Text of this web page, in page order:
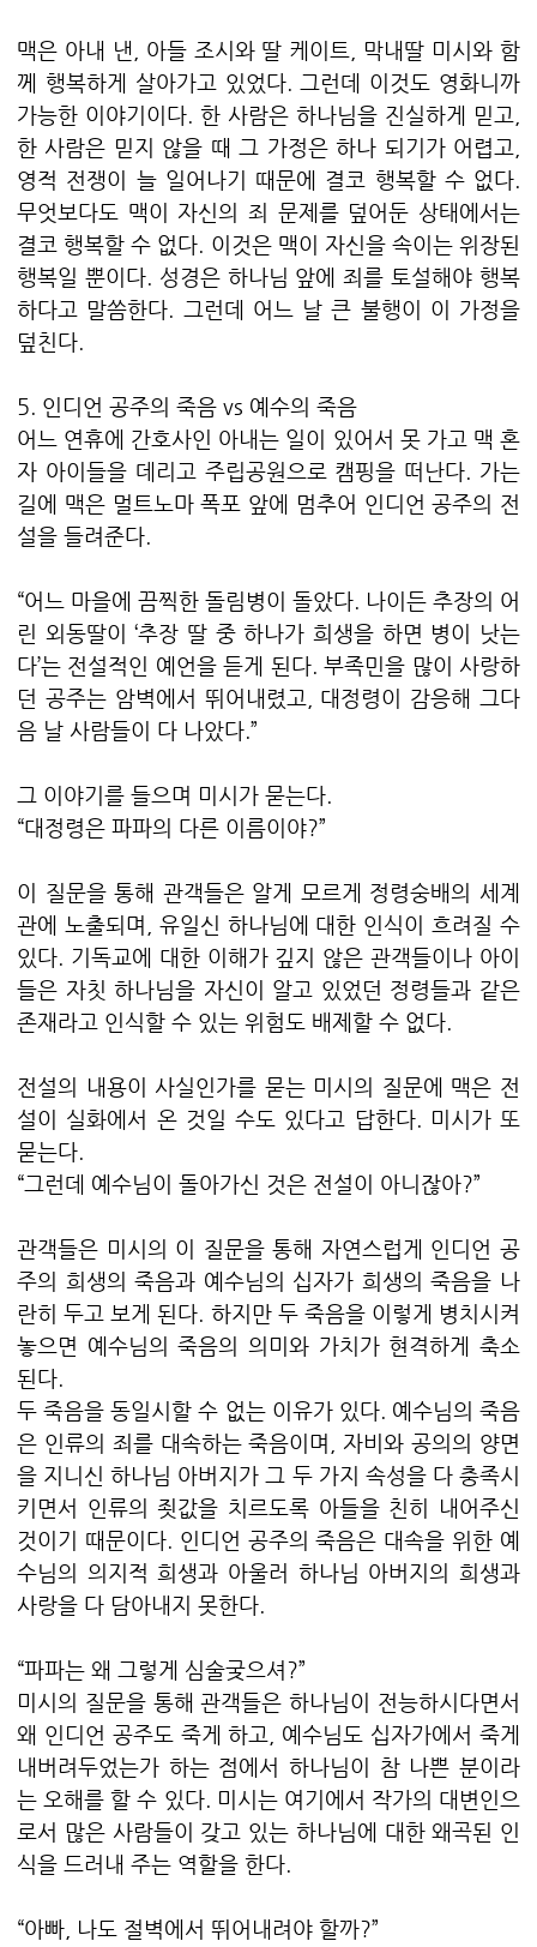
맥은 아내 낸, 아들 조시와 딸 케이트, 막내딸 미시와 함
께 행복하게 살아가고 있었다. 그런데 이것도 영화니까
가능한 이야기이다. 한 사람은 하나님을 진실하게 믿고,
한 사람은 믿지 않을 때 그 가정은 하나 되기가 어렵고,
영적 전쟁이 늘 일어나기 때문에 결코 행복할 수 없다.
무엇보다도 맥이 자신의 죄 문제를 덮어둔 상태에서는
결코 행복할 수 없다. 이것은 맥이 자신을 속이는 위장된
행복일 뿐이다. 성경은 하나님 앞에 죄를 토설해야 행복
하다고 말씀한다. 그런데 어느 날 큰 불행이 이 가정을
덮친다.
5. 인디언 공주의 죽음 vs 예수의 죽음
어느 연휴에 간호사인 아내는 일이 있어서 못 가고 맥 혼
자 아이들을 데리고 주립공원으로 캠핑을 떠난다. 가는
길에 맥은 멀트노마 폭포 앞에 멈추어 인디언 공주의 전
설을 들려준다.
“어느 마을에 끔찍한 돌림병이 돌았다. 나이든 추장의 어
린 외동딸이 ‘추장 딸 중 하나가 희생을 하면 병이 낫는
다’는 전설적인 예언을 듣게 된다. 부족민을 많이 사랑하
던 공주는 암벽에서 뛰어내렸고, 대정령이 감응해 그다
음 날 사람들이 다 나았다.”
그 이야기를 들으며 미시가 묻는다.
“대정령은 파파의 다른 이름이야?”
이 질문을 통해 관객들은 알게 모르게 정령숭배의 세계
관에 노출되며, 유일신 하나님에 대한 인식이 흐려질 수
있다. 기독교에 대한 이해가 깊지 않은 관객들이나 아이
들은 자칫 하나님을 자신이 알고 있었던 정령들과 같은
존재라고 인식할 수 있는 위험도 배제할 수 없다.
전설의 내용이 사실인가를 묻는 미시의 질문에 맥은 전
설이 실화에서 온 것일 수도 있다고 답한다. 미시가 또
묻는다.
“그런데 예수님이 돌아가신 것은 전설이 아니잖아?”
관객들은 미시의 이 질문을 통해 자연스럽게 인디언 공
주의 희생의 죽음과 예수님의 십자가 희생의 죽음을 나
란히 두고 보게 된다. 하지만 두 죽음을 이렇게 병치시켜
놓으면 예수님의 죽음의 의미와 가치가 현격하게 축소
된다.
두 죽음을 동일시할 수 없는 이유가 있다. 예수님의 죽음
은 인류의 죄를 대속하는 죽음이며, 자비와 공의의 양면
을 지니신 하나님 아버지가 그 두 가지 속성을 다 충족시
키면서 인류의 죗값을 치르도록 아들을 친히 내어주신
것이기 때문이다. 인디언 공주의 죽음은 대속을 위한 예
수님의 의지적 희생과 아울러 하나님 아버지의 희생과
사랑을 다 담아내지 못한다.
“파파는 왜 그렇게 심술궂으셔?”
미시의 질문을 통해 관객들은 하나님이 전능하시다면서
왜 인디언 공주도 죽게 하고, 예수님도 십자가에서 죽게
내버려두었는가 하는 점에서 하나님이 참 나쁜 분이라
는 오해를 할 수 있다. 미시는 여기에서 작가의 대변인으
로서 많은 사람들이 갖고 있는 하나님에 대한 왜곡된 인
식을 드러내 주는 역할을 한다.
“아빠, 나도 절벽에서 뛰어내려야 할까?”